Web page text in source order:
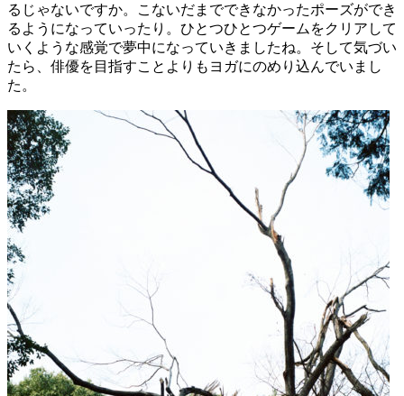
るじゃないですか。こないだまでできなかったポーズができ
るようになっていったり。ひとつひとつゲームをクリアして
いくような感覚で夢中になっていきましたね。そして気づい
たら、俳優を目指すことよりもヨガにのめり込んでいまし
た。